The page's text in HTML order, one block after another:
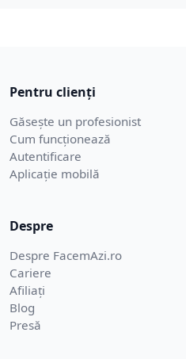
Pentru clienți
Găsește un profesionist
Cum funcționează
Autentificare
Aplicație mobilă
Despre
Despre FacemAzi.ro
Cariere
Afiliați
Blog
Presă